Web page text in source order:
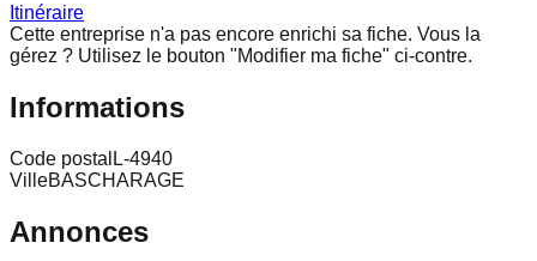
Itinéraire
Cette entreprise n'a pas encore enrichi sa fiche. Vous la
gérez ? Utilisez le bouton "Modifier ma fiche" ci-contre.
Informations
Code postal L-4940
VilleBASCHARAGE
Annonces